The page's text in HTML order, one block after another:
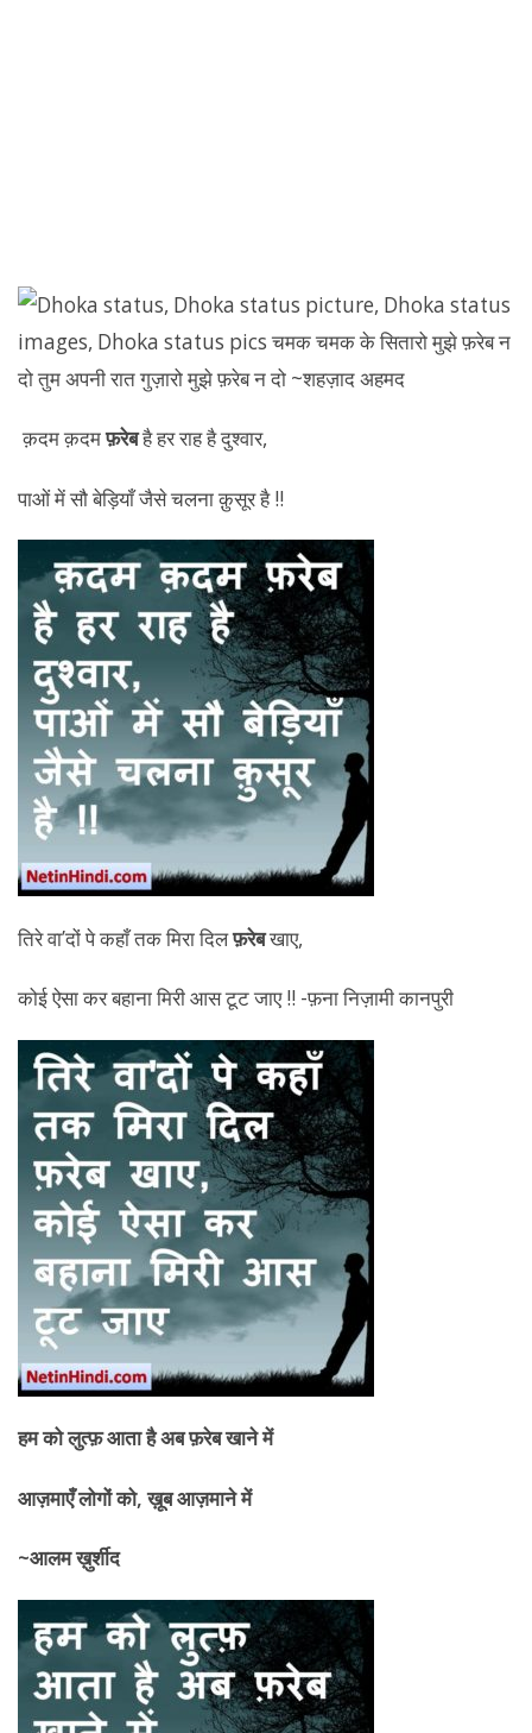
क़दम क़दमफ़रेबहै हर राह है दुश्वार,
पाओं में सौ बेड़ियाँ जैसे चलना क़ुसूर है !!
तिरे वा’दों पे कहाँ तक मिरा दिलफ़रेबखाए,
कोई ऐसा कर बहाना मिरी आस टूट जाए !! -फ़ना निज़ामी कानपुरी
हम को लुत्फ़ आता है अब फ़रेब खाने में
आज़माएँ लोगों को, ख़ूब आज़माने में
~आलम ख़ुर्शीद